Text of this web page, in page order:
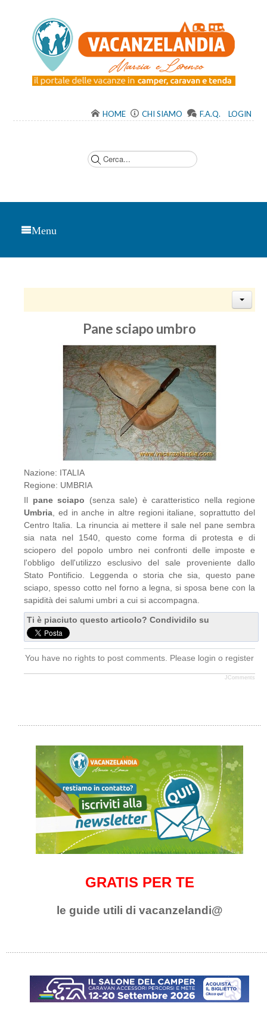
HOME CHI SIAMO F.A.Q. LOGIN
Menu
Pane sciapo umbro
Nazione: ITALIA
Regione: UMBRIA
Il pane sciapo (senza sale) è caratteristico nella regione
Umbria , ed in anche in altre regioni italiane, soprattutto del
Centro Italia. La rinuncia ai mettere il sale nel pane sembra
sia nata nel 1540, questo come forma di protesta e di
sciopero del popolo umbro nei confronti delle imposte e
l'obbligo dell'utilizzo esclusivo del sale proveniente dallo
Stato Pontificio. Leggenda o storia che sia, questo pane
sciapo, spesso cotto nel forno a legna, si sposa bene con la
sapidità dei salumi umbri a cui si accompagna.
Ti è piaciuto questo articolo? Condividilo su
You have no rights to post comments. Please login o register
JComments
GRATIS PER TE
le guide utili di vacanzelandi@